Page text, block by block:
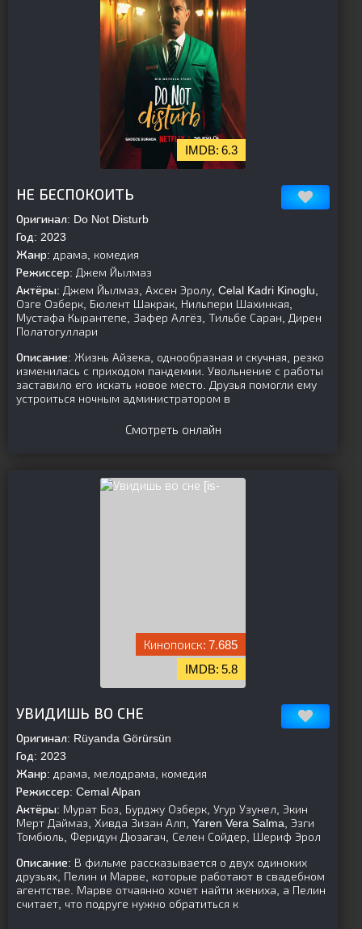
6.3
НЕ БЕСПОКОИТЬ
Оригинал: Do Not Disturb
Год: 2023
Жанр: драма, комедия
Режиссер: Джем Йылмаз
Актёры: Джем Йылмаз, Ахсен Эролу, Celal Kadri Kinoglu,
Озге Озберк, Бюлент Шакрак, Нильпери Шахинкая,
Мустафа Кырантепе, Зафер Алгёз, Тильбе Саран, Дирен
Полатогуллари
Описание: Жизнь Айзека, однообразная и скучная, резко
изменилась с приходом пандемии. Увольнение с работы
заставило его искать новое место. Друзья помогли ему
устроиться ночным администратором в
Смотреть онлайн
[is-
7.685
5.8
УВИДИШЬ ВО СНЕ
Оригинал: Rüyanda Görürsün
Год: 2023
Жанр: драма, мелодрама, комедия
Режиссер: Cemal Alpan
Актёры: Мурат Боз, Бурджу Озберк, Угур Узунел, Экин
Мерт Даймаз, Хивда Зизан Алп, Yaren Vera Salma, Эзги
Томбюль, Феридун Дюзагач, Селен Сойдер, Шериф Эрол
Описание: В фильме рассказывается о двух одиноких
друзьях, Пелин и Марве, которые работают в свадебном
агентстве. Марве отчаянно хочет найти жениха, а Пелин
считает, что подруге нужно обратиться к